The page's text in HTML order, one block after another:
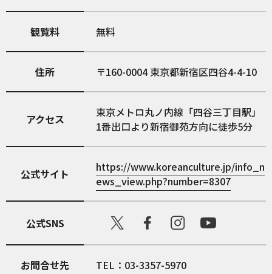
観覧料 無料
住所 160-0004東京都新宿区四谷4-4-10
アクセス
東京メトロ丸ノ内線「四谷三丁目駅」
1番出口より新宿御苑方向に徒歩5分
公式サイト
https://www.koreanculture.jp/info_n
ews_view.php?number=8307
公式SNS
お問合せ先 TEL：03-3357-5970